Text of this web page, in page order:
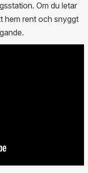
Om du letar
hem rent och snyggt